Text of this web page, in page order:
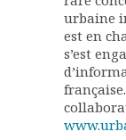
urbaine
est en
s’est